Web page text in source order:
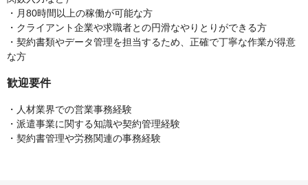
・月80時間以上の稼働が可能な方
・クライアント企業や求職者との円滑なやりとりができる方
・契約書類やデータ管理を担当するため、正確で丁寧な作業が得意
な方
歓迎要件
・人材業界での営業事務経験
・派遣事業に関する知識や契約管理経験
・契約書管理や労務関連の事務経験